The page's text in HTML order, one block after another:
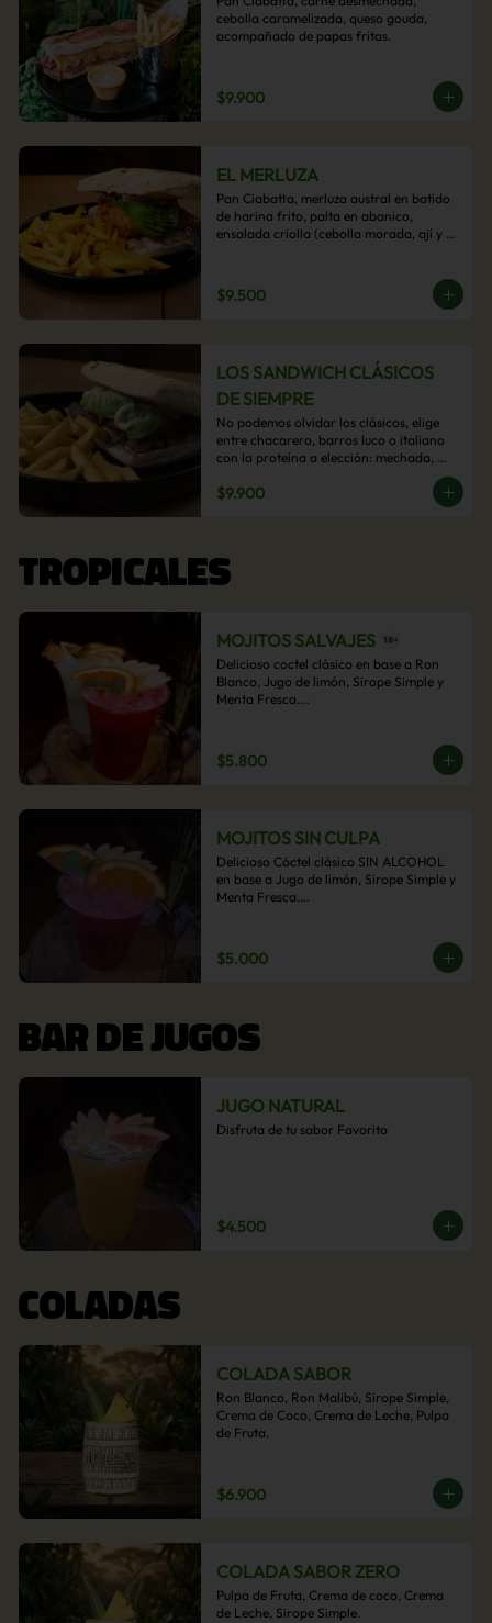
cebolla caramelizada, queso gouda,
acompañado de papas fritas.
$9.900
EL MERLUZA
Pan Ciabatta, merluza austral en batido
de harina frito, palta en abanico,
ensalada criolla (cebolla morada, ají y
$9.500
LOS SANDWICH CLÁSICOS
DE SIEMPRE
No podemos olvidar los clásicos, elige
entre chacarero, barros luco o italiano
con la proteína a elección: mechada,
acompañamiento de papas fritas.
$9.900
TROPICALES
MOJITOS SALVAJES
Delicioso coctel clásico en base a Ron
Blanco, Jugo de limón, Sirope Simple y
Menta Fresca.
$5.800
MOJITOS SIN CULPA
Delicioso Cóctel clásico SIN ALCOHOL
en base a Jugo de limón, Sirope Simple y
Menta Fresca.
$5.000
BAR DE JUGOS
JUGO NATURAL
Disfruta de tu sabor Favorito
$4.500
COLADAS
COLADA SABOR
Ron Blanco, Ron Malibú, Sirope Simple,
Crema de Coco, Crema de Leche, Pulpa
de Fruta.
$6.900
COLADA SABOR ZERO
Pulpa de Fruta, Crema de coco, Crema
de Leche, Sirope Simple.